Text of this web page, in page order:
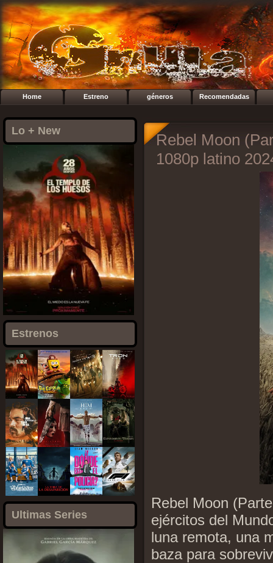
Home Estreno géneros Recomendadas
Lo + New
Estrenos
Ultimas Series
Rebel Moon
1080p latino
Rebel Moon
ejércitos del
luna remota, una
baza para